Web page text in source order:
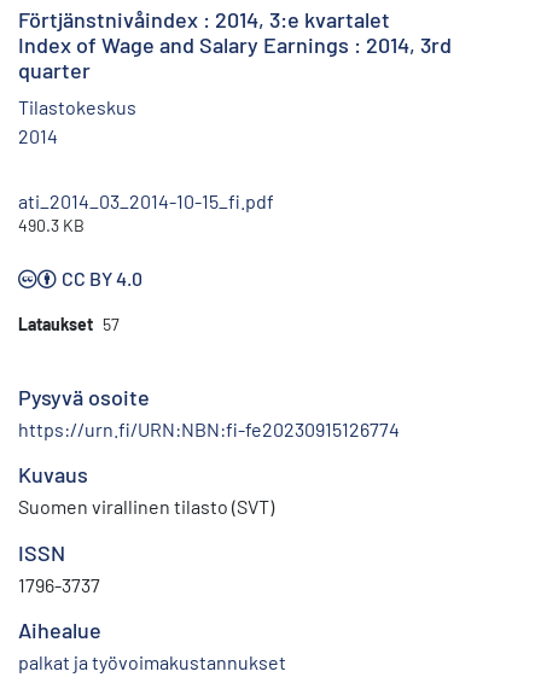
Förtjänstnivåindex : 2014, 3:e kvartalet
Index of Wage and Salary Earnings : 2014, 3rd
quarter
Tilastokeskus
2014
ati_2014_03_2014-10-15_fi.pdf
490.3 KB
CC BY 4.0
Lataukset 57
Pysyvä osoite
https://urn.fi/URN:NBN:fi-fe20230915126774
Kuvaus
Suomen virallinen tilasto (SVT)
ISSN
1796-3737
Aihealue
palkat ja työvoimakustannukset